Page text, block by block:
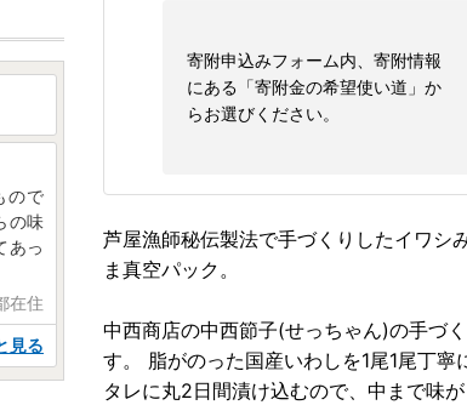
寄附申込みフォーム内、寄附情報
にある「寄附金の希望使い道」か
らお選びください。
芦屋漁師秘伝製法で手づくりしたイワシ
ま真空パック。
中西商店の中西節子(せっちゃん)の手づ
す。 脂がのった国産いわしを1尾1尾丁
タレに丸2日間漬け込むので、中まで味
ので
の味
あっ
在住
見る